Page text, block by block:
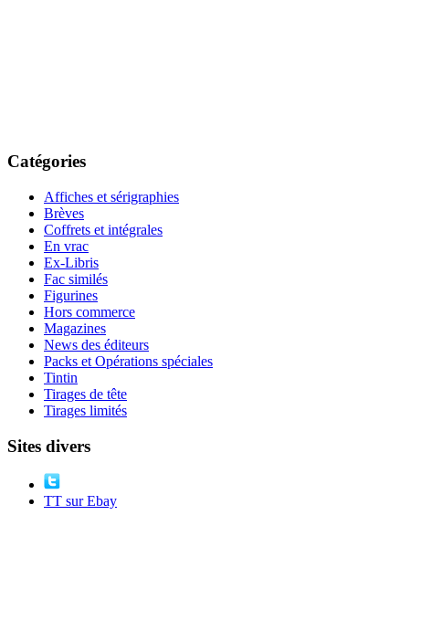
Catégories
Affiches et sérigraphies
Brèves
Coffrets et intégrales
En vrac
Ex-Libris
Fac similés
Figurines
Hors commerce
Magazines
News des éditeurs
Packs et Opérations spéciales
Tintin
Tirages de tête
Tirages limités
Sites divers
TT sur Ebay